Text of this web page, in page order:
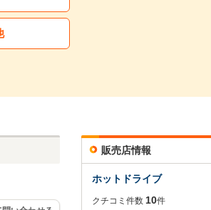
販売店情報
ホットドライブ
クチコミ件数 10件